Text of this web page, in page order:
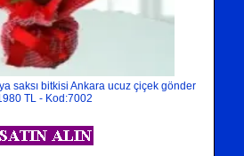
saksı bitkisi Ankara ucuz çiçek gönder
TL - Kod:7002